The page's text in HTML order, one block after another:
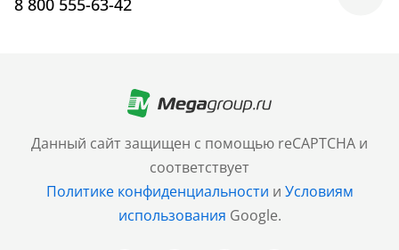
Данный сайт защищен с помощью reCAPTCHA и
соответствует
Политике конфиденциальности и Условиям
использования Google.
+7 (499) 705-30-10
Санкт-Петербург
+7 (812) 600-77-33
Барнаул
+7 (961) 999-93-93